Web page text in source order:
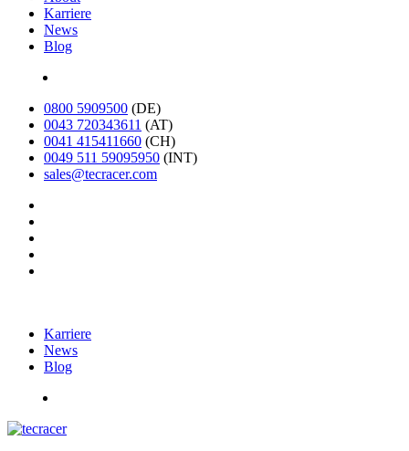
Karriere
News
Blog
0800 5909500 (DE)
0043 720343611 (AT)
0041 415411660 (CH)
0049 511 59095950 (INT)
sales@tecracer.com
Karriere
News
Blog